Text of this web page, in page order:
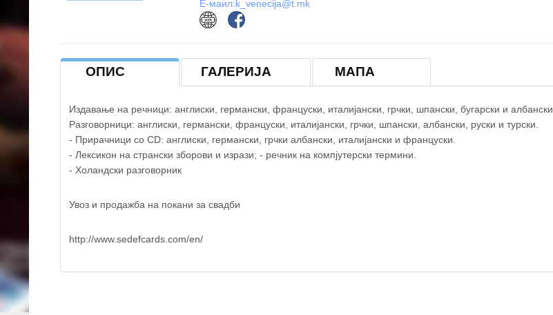
Е-маил:k_venecija@t.mk
ОПИС ГАЛЕРИЈА МАПА
Издавање на речници: англиски, германски, француски, италијански, грчки, шпански, бугарски и албански.
Разговорници: англиски, германски, француски, италијански, грчки, шпански, албански, руски и турски.
- Прирачници со CD: англиски, германски, грчки албански, италијански и француски.
- Лексикон на странски зборови и изрази; - речник на компјутерски термини.
- Холандски разговорник
Увоз и продажба на покани за свадби
http://www.sedefcards.com/en/
'|marker='1'|align='center' }